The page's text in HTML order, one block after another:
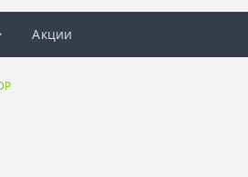
Акции